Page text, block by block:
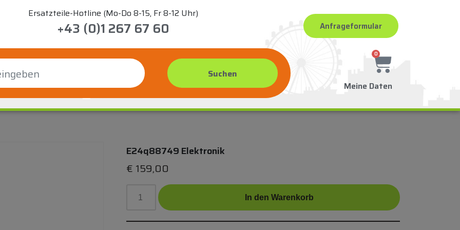
Ersatzteile-Hotline (Mo-Do 8-15, Fr 8-12 Uhr)
+43 (0)1 267 67 60 Anfrageformular
0
Meine Daten
E24q88749 Elektronik
€ 159,00
In den Warenkorb